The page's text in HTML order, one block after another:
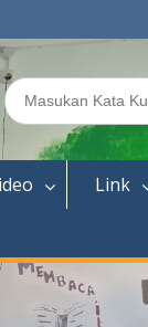
Link